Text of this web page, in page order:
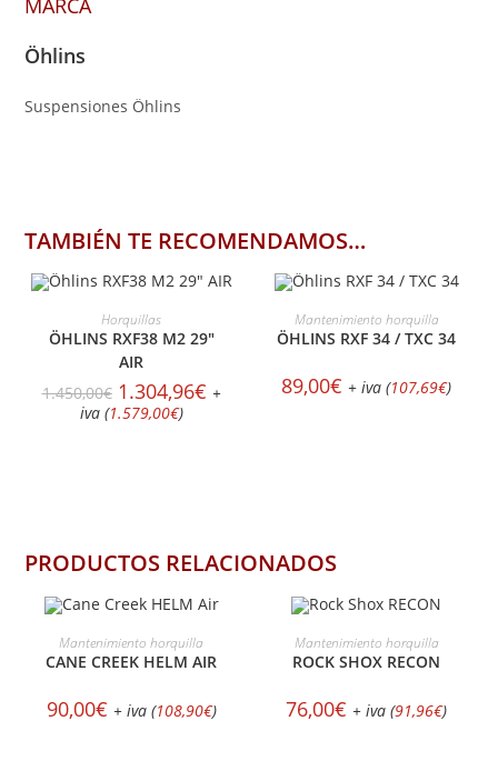
Öhlins
Suspensiones Öhlins
TAMBIÉN TE RECOMENDAMOS…
MÁS INFORMACIÓN
Horquillas
ÖHLINS RXF38 M2 29″
AIR
1.450,00€ El
precio
original
1.304,96€El
precio
+
iva (1.579,00€)
SELECCIONAR OPCIONES
Mantenimiento horquilla
ÖHLINS RXF 34 / TXC 34
89,00€ + iva (107,69€)
PRODUCTOS RELACIONADOS
SELECCIONAR OPCIONES
Mantenimiento horquilla
CANE CREEK HELM AIR
90,00€ + iva (108,90€)
SELECCIONAR OPCIONES
Mantenimiento horquilla
ROCK SHOX RECON
76,00€ + iva (91,96€)